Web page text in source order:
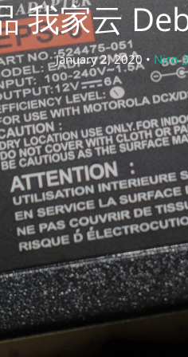
我家云
January 2, 2020 • Nico